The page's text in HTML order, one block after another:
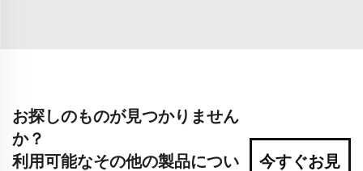
お探しのものが見つかりません
か？
利用可能なその他の製品につい
今すぐお見